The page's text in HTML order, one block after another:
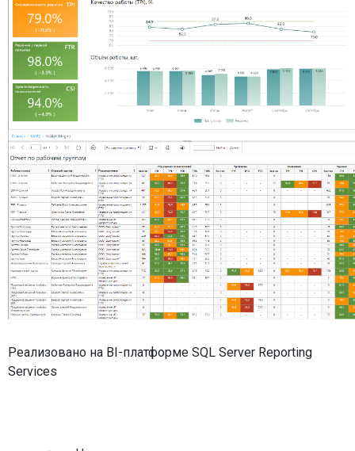
Реализовано на BI-платформе SQL Server Reporting
Services